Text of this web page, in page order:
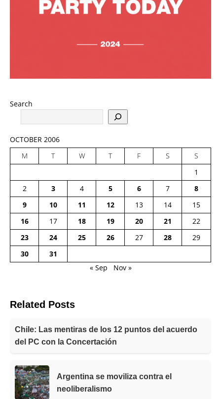
Search
OCTOBER 2006
M
T W T F S
S
1
2
3 4 5 6 7
8
9
10 11 12 13 14
15
16
17 18 19 20 21
22
23
24 25 26 27 28
29
30
31
« Sep
Nov »
Related Posts
Chile: Las mentiras de los 12 puntos del acuerdo
del PC con la Concertación
Argentina se moviliza contra el
neoliberalismo